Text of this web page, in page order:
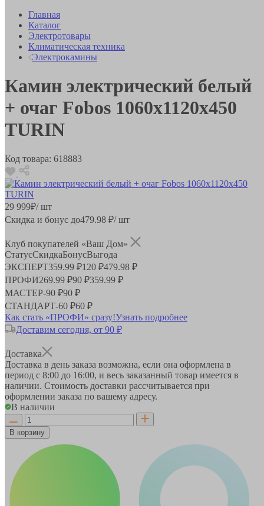
Главная
Каталог
Электротовары
Климатическая техника
Электрокамины
Камин электрический белый
+ очаг Fobos 1060х1120х450
TURIN
Код товара: 618883
29 999₽/ шт
Скидка и бонус до479.98 ₽/ шт
Клуб покупателей «Ваш Дом»
СтатусСкидкаБонусВыгода
ЭКСПЕРТ359.99 ₽120 ₽479.98 ₽
ПРОФИ269.99 ₽90 ₽359.99 ₽
МАСТЕР-90 ₽90 ₽
СТАНДАРТ-60 ₽60 ₽
Как стать «ПРОФИ» сразу!Узнать подробнее
Доставим сегодня, от 90 ₽
Доставка
Доставка в день заказа возможна, если она оформлена в
период с 8:00 до 16:00, и весь заказанный товар имеется в
наличии. Стоимость доставки рассчитывается при
оформлении заказа по вашему адресу.
В наличии
В корзину